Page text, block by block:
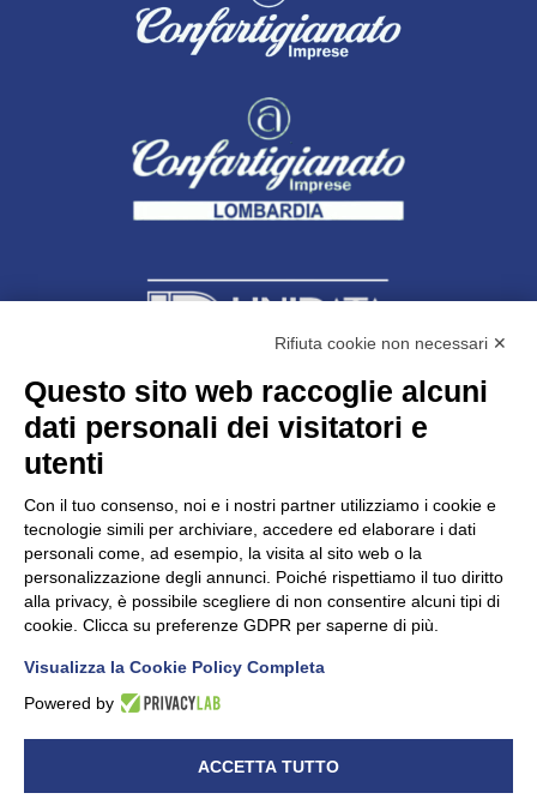
Unidata s.r.lcon unico socio
Largo dell’Artigianato, 1 - 23100 Sondrio
C.F. 00481790145 - N.REA SO-36426
PEC: unidata.sondrio@legalmail.it
Cap. soc. euro 100.000,00 i.v.
UNIDATA - Informativa privacy (per i clienti)
Rifiuta cookie non necessari ✕
Questo sito web raccoglie alcuni
dati personali dei visitatori e
utenti
Con il tuo consenso, noi e i nostri partner utilizziamo i cookie e
tecnologie simili per archiviare, accedere ed elaborare i dati
personali come, ad esempio, la visita al sito web o la
personalizzazione degli annunci. Poiché rispettiamo il tuo diritto
alla privacy, è possibile scegliere di non consentire alcuni tipi di
cookie. Clicca su preferenze GDPR per saperne di più.
Visualizza la Cookie Policy Completa
Powered by
ACCETTA TUTTO